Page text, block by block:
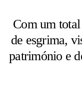
Com um
de esgrima,
património e